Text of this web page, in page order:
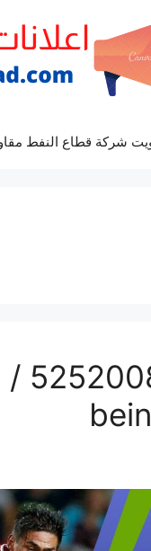
شركة قطاع النفط
بي ان